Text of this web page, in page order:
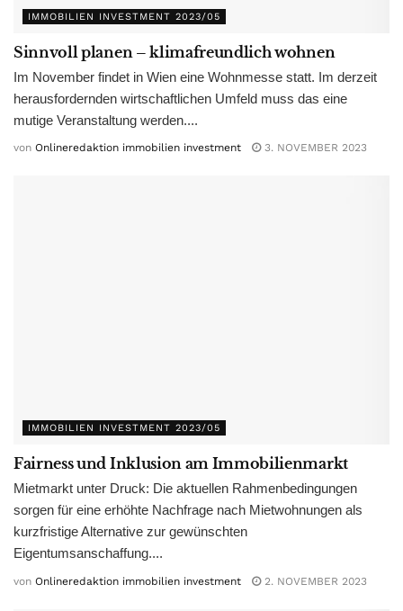
IMMOBILIEN INVESTMENT 2023/05
Sinnvoll planen – klimafreundlich wohnen
Im November findet in Wien eine Wohnmesse statt. Im derzeit
herausfordernden wirtschaftlichen Umfeld muss das eine
mutige Veranstaltung werden....
von Onlineredaktion immobilien investment 3. NOVEMBER 2023
IMMOBILIEN INVESTMENT 2023/05
Fairness und Inklusion am Immobilienmarkt
Mietmarkt unter Druck: Die aktuellen Rahmenbedingungen
sorgen für eine erhöhte Nachfrage nach Mietwohnungen als
kurzfristige Alternative zur gewünschten
Eigentumsanschaffung....
von Onlineredaktion immobilien investment 2. NOVEMBER 2023